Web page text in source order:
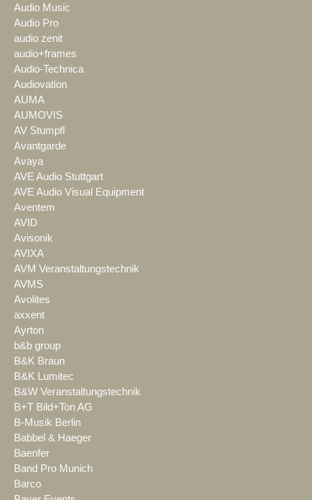
Audio Music
Audio Pro
audio zenit
audio+frames
Audio-Technica
Audiovation
AUMA
AUMOVIS
AV Stumpfl
Avantgarde
Avaya
AVE Audio Stuttgart
AVE Audio Visual Equipment
Aventem
AVID
Avisonik
AVIXA
AVM Veranstaltungstechnik
AVMS
Avolites
axxent
Ayrton
b&b group
B&K Braun
B&K Lumitec
B&W Veranstaltungstechnik
B+T Bild+Ton AG
B-Musik Berlin
Babbel & Haeger
Baenfer
Band Pro Munich
Barco